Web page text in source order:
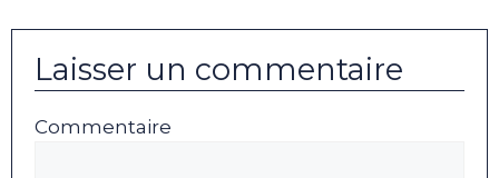
Laisser un commentaire
Commentaire